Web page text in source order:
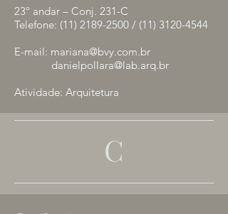
23º andar – Conj. 231-C
Telefone: (11) 2189-2500 / (11) 3120-4544
E-mail: mariana@bvy.com.br
danielpollara@lab.arq.br
Atividade: Arquitetura
C